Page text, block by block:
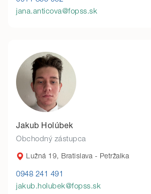
jana.anticova@fopss.sk
Jakub Holúbek
Obchodný zástupca
Lužná 19, Bratislava - Petržalka
0948 241 491
jakub.holubek@fopss.sk